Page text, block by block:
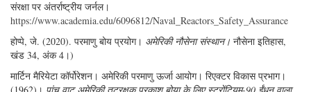
संरक्षा पर अंतर्राष्ट्रीय जर्नल।
https://www.academia.edu/6096812/Naval_Reactors_Safety_Assurance
होप्पे, जे. (2020). परमाणु बोय प्रयोग। अमेरिकी नौसेना संस्थान। नौसेना इतिहास,
खंड 34, अंक 4।)
मार्टिन मैरियेटा कॉर्पोरेशन। अमेरिकी परमाणु ऊर्जा आयोग। रिएक्टर विकास प्रभाग।